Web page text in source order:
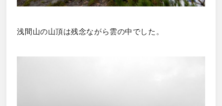
浅間山の山頂は残念ながら雲の中でした。